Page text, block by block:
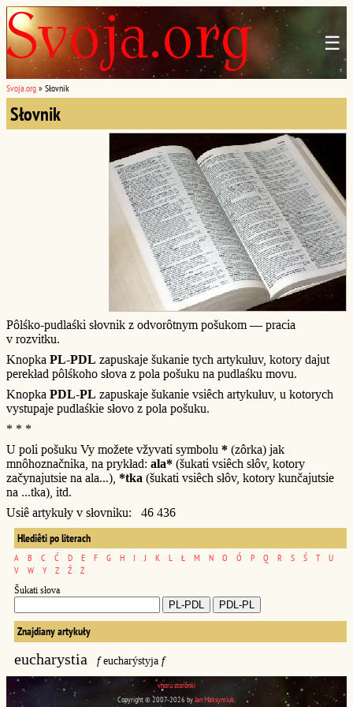
☰
Svoja.org » Słovnik
Słovnik
Pôlśko-pudlaśki słovnik z odvorôtnym pošukom — pracia
v rozvitku.
Knopka PL-PDL zapuskaje šukanie tych artykułuv, kotory dajut
perekład pôlśkoho słova z pola pošuku na pudlaśku movu.
Knopka PDL-PL zapuskaje šukanie vsiêch artykułuv, u kotorych
vystupaje pudlaśkie słovo z pola pošuku.
* * *
U poli pošuku Vy možete vžyvati symbolu * (zôrka) jak
mnôhoznačnika, na prykład: ala* (šukati vsiêch słôv, kotory
začynajutsie na ala...), *tka (šukati vsiêch słôv, kotory kunčajutsie
na ...tka), itd.
Usiê artykuły v słovniku: 46 436
Hlediêti po literach
A B C Ć D E F G H I J K L Ł M N O Ó P Q R S Ś T
U
V
W Y Z Ź Ż
Šukati słova
Znajdiany artykuły
eucharystia feucharýstyja f
vhoru storônki
Copyright © 2007-2026 byJan Maksymiuk